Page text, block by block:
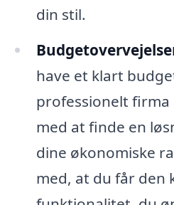
din stil.
have et klart
professionelt
med at finde en
dine økonomiske
med, at du får den